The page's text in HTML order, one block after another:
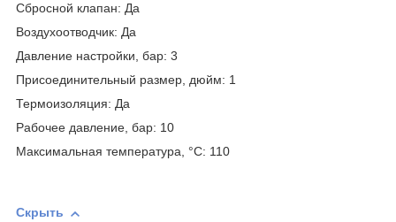
Сбросной клапан: Да
Воздухоотводчик: Да
Давление настройки, бар: 3
Присоединительный размер, дюйм: 1
Термоизоляция: Да
Рабочее давление, бар: 10
Максимальная температура, °С: 110
Скрыть